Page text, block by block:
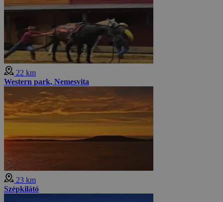
22 km
Western park, Nemesvita
23 km
Szépkilátó